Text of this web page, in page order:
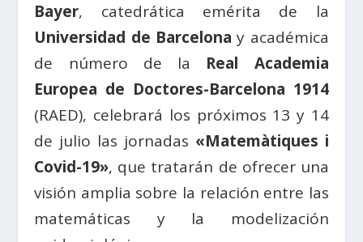
Bayer, catedrática emérita de la
Universidad de Barcelona y académica
de número de la Real Academia
Europea de Doctores-Barcelona 1914
(RAED), celebrará los próximos 13 y 14
de julio las jornadas «Matemàtiques i
Covid-19», que tratarán de ofrecer una
visión amplia sobre la relación entre las
matemáticas y la modelización